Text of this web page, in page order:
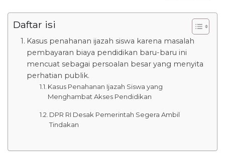
Daftar isi
Kasus penahanan ijazah siswa karena masalah
pembayaran biaya pendidikan baru-baru ini
mencuat sebagai persoalan besar yang menyita
perhatian publik.
Kasus Penahanan Ijazah Siswa yang
Menghambat Akses Pendidikan
DPR RI Desak Pemerintah Segera Ambil
Tindakan